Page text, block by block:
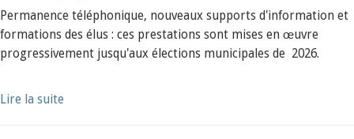
Permanence téléphonique, nouveaux supports d'information et
formations des élus : ces prestations sont mises en œuvre
progressivement jusqu'aux élections municipales de 2026.
Lire la suite